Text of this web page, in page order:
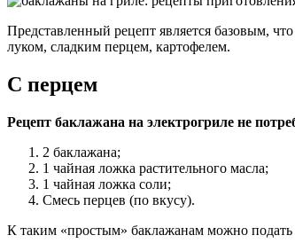
Представленный рецепт является базовым,
луком, сладким перцем, картофелем.
С перцем
Рецепт баклажана на электрогриле не
2 баклажана;
1 чайная ложка растительного масла;
1 чайная ложка соли;
Смесь перцев (по вкусу).
К таким «простым» баклажанам можно